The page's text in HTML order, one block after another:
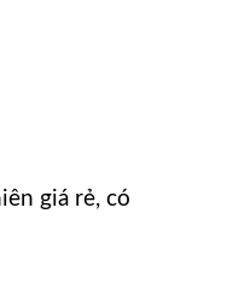
giá rẻ, có